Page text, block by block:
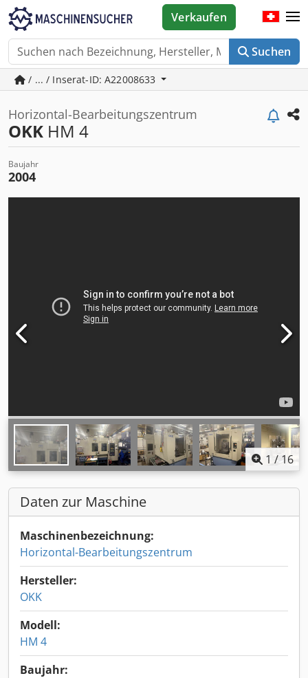
Suchen
Verkaufen
/ ... / Inserat-ID: A22008633
Horizontal-Bearbeitungszentrum
OKK HM 4
Baujahr
2004
1 / 16
Daten zur Maschine
Maschinenbezeichnung:
Horizontal-Bearbeitungszentrum
Hersteller:
OKK
Modell:
HM 4
Baujahr: